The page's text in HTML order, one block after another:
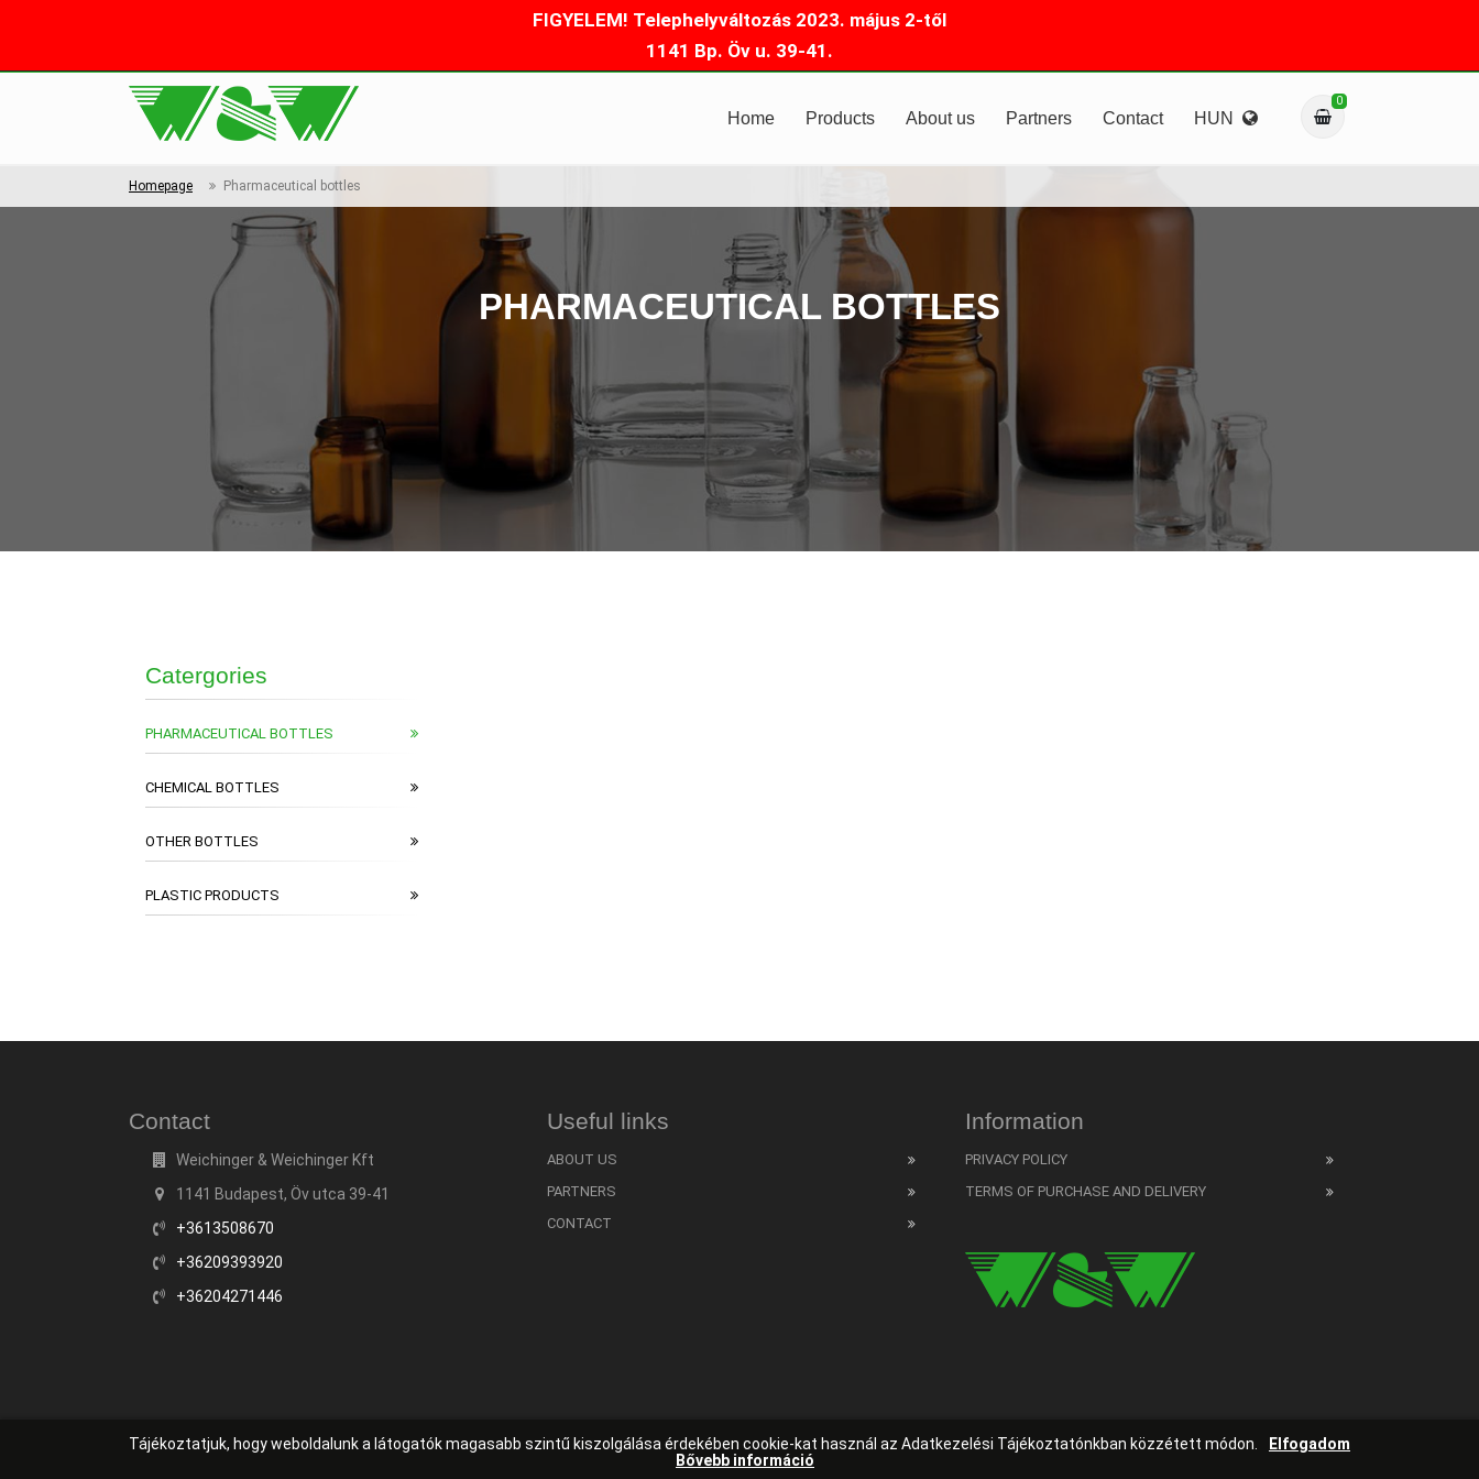
Tájékoztatjuk, hogy weboldalunk a látogatók magasabb szintű kiszolgálása érdekében cookie-kat használ az Adatkezelési Tájékoztatónkban közzétett módon.
Elfogadom
Bővebb információ
FIGYELEM! Telephelyváltozás 2023. május 2-től
1141 Bp. Öv u. 39-41.
Home Products About us Partners Contact HUN
0
Homepage Pharmaceutical bottles
PHARMACEUTICAL BOTTLES
Catergories
PHARMACEUTICAL BOTTLES
CHEMICAL BOTTLES
OTHER BOTTLES
PLASTIC PRODUCTS
Contact
Weichinger & Weichinger Kft
1141 Budapest, Öv utca 39-41
+3613508670
+36209393920
+36204271446
Useful links
ABOUT US
PARTNERS
CONTACT
Information
PRIVACY POLICY
TERMS OF PURCHASE AND DELIVERY